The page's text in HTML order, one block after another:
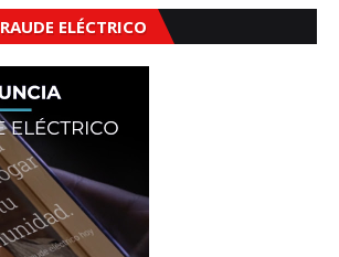
ELÉCTRICO